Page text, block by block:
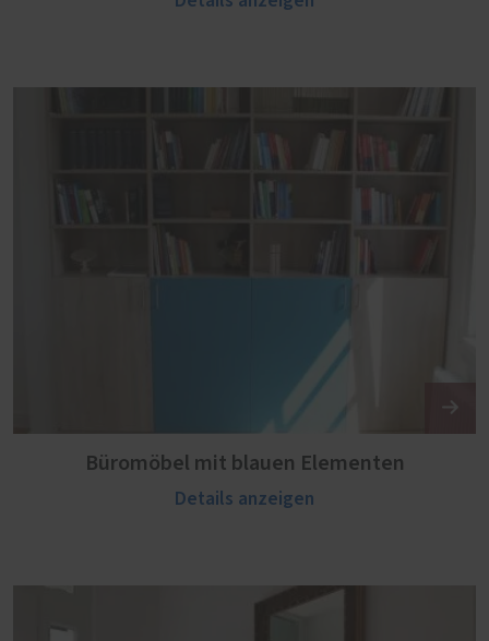
Büromöbel mit blauen Elementen
Details anzeigen